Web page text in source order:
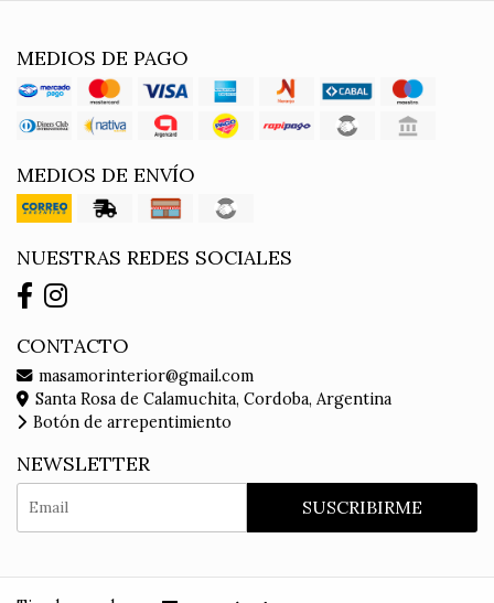
MEDIOS DE PAGO
MEDIOS DE ENVÍO
NUESTRAS REDES SOCIALES
CONTACTO
masamorinterior@gmail.com
Santa Rosa de Calamuchita, Cordoba, Argentina
Botón de arrepentimiento
NEWSLETTER
SUSCRIBIRME